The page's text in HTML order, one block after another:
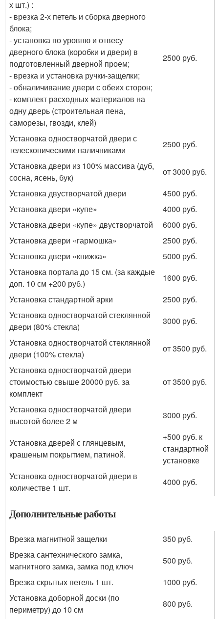
х шт.) :
- врезка 2-х петель и сборка дверного
блока;
- установка по уровню и отвесу
дверного блока (коробки и двери) в
подготовленный дверной проем;
- врезка и установка ручки-защелки;
- обналичивание двери с обеих сторон;
- комплект расходных материалов на
одну дверь (строительная пена,
саморезы, гвозди, клей)
2500 руб.
Установка одностворчатой двери с
телескопическими наличниками
2500 руб.
Установка двери из 100% массива (дуб,
сосна, ясень, бук)
от 3000 руб.
Установка двустворчатой двери
4500 руб.
Установка двери «купе»
4000 руб.
Установка двери «купе» двустворчатой
6000 руб.
Установка двери «гармошка»
2500 руб.
Установка двери «книжка»
5000 руб.
Установка портала до 15 см. (за каждые
доп. 10 см +200 руб.)
1600 руб.
Установка стандартной арки
2500 руб.
Установка одностворчатой стеклянной
двери (80% стекла)
3000 руб.
Установка одностворчатой стеклянной
двери (100% стекла)
от 3500 руб.
Установка одностворчатой двери
стоимостью свыше 20000 руб. за
комплект
от 3500 руб.
Установка одностворчатой двери
высотой более 2 м
3000 руб.
Установка дверей с глянцевым,
крашеным покрытием, патиной.
+500 руб. к
стандартной
установке
Установка одностворчатой двери в
количестве 1 шт.
4000 руб.
Дополнительные работы
Врезка магнитной защелки
350 руб.
Врезка сантехнического замка,
магнитного замка, замка под ключ
500 руб.
Врезка скрытых петель 1 шт.
1000 руб.
Установка доборной доски (по
периметру) до 10 см
800 руб.